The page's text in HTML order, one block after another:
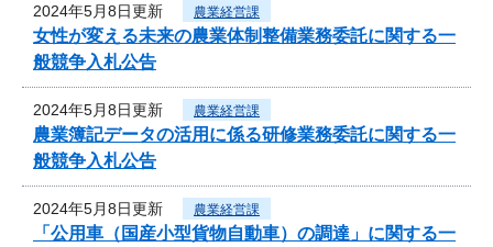
2024年5月8日更新 農業経営課
女性が変える未来の農業体制整備業務委託に関する一
般競争入札公告
2024年5月8日更新 農業経営課
農業簿記データの活用に係る研修業務委託に関する一
般競争入札公告
2024年5月8日更新 農業経営課
「公用車（国産小型貨物自動車）の調達」に関する一